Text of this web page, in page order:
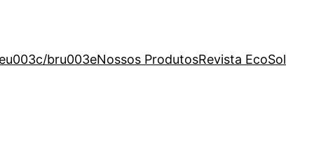
bru003eNossos ProdutosRevista EcoSol